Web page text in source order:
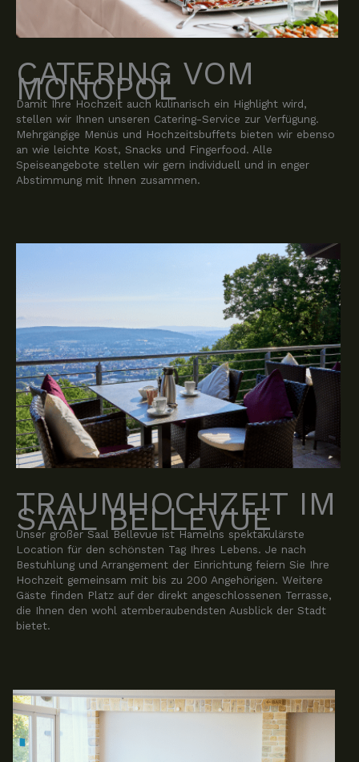
CATERING VOM
MONOPOL
Damit Ihre Hochzeit auch kulinarisch ein Highlight wird,
stellen wir Ihnen unseren Catering-Service zur Verfügung.
Mehrgängige Menüs und Hochzeitsbuffets bieten wir ebenso
an wie leichte Kost, Snacks und Fingerfood. Alle
Speiseangebote stellen wir gern individuell und in enger
Abstimmung mit Ihnen zusammen.
TRAUMHOCHZEIT IM
SAAL BELLEVUE
Unser großer Saal Bellevue ist Hamelns spektakulärste
Location für den schönsten Tag Ihres Lebens. Je nach
Bestuhlung und Arrangement der Einrichtung feiern Sie Ihre
Hochzeit gemeinsam mit bis zu 200 Angehörigen. Weitere
Gäste finden Platz auf der direkt angeschlossenen Terrasse,
die Ihnen den wohl atemberaubendsten Ausblick der Stadt
bietet.